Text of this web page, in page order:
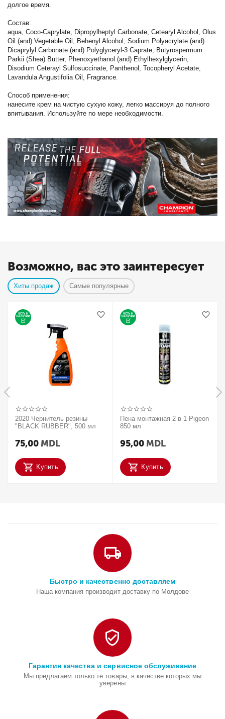
долгое время.
Состав:
aqua, Coco-Caprylate, Dipropylheptyl Carbonate, Cetearyl Alcohol, Olus
Oil (and) Vegetable Oil, Behenyl Alcohol, Sodium Polyacrylate (and)
Dicaprylyl Carbonate (and) Polyglyceryl-3 Caprate, Butyrospermum
Parkii (Shea) Butter, Phenoxyethanol (and) Ethylhexylglycerin,
Disodium Ceterayl Sulfosuccinate, Panthenol, Tocopheryl Acetate,
Lavandula Angustifolia Oil, Fragrance.
Способ применения:
нанесите крем на чистую сухую кожу, легко массируя до полного
впитывания. Используйте по мере необходимости.
Возможно, вас это заинтересует
Хиты продаж Самые популярные
2020 Чернитель резины
"BLACK RUBBER", 500 мл
75,00 MDL
Купить
Пена монтажная 2 в 1 Pigeon
850 мл
95,00 MDL
Купить
Быстро и качественно доставляем
Наша компания производит доставку по Молдове
Гарантия качества и сервисное обслуживание
Мы предлагаем только те товары, в качестве которых мы
уверены